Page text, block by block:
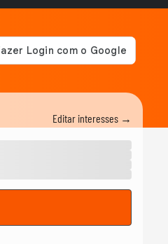
Editar interesses →